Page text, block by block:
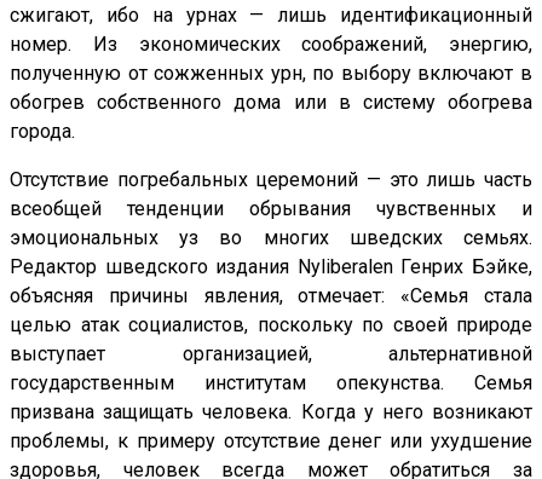
сжигают, ибо на урнах — лишь идентификационный
номер. Из экономических соображений, энергию,
полученную от сожженных урн, по выбору включают в
обогрев собственного дома или в систему обогрева
города.
Отсутствие погребальных церемоний — это лишь часть
всеобщей тенденции обрывания чувственных и
эмоциональных уз во многих шведских семьях.
Редактор шведского издания Nyliberalen Генрих Бэйке,
объясняя причины явления, отмечает: «Семья стала
целью атак социалистов, поскольку по своей природе
выступает организацией, альтернативной
государственным институтам опекунства. Семья
призвана защищать человека. Когда у него возникают
проблемы, к примеру отсутствие денег или ухудшение
здоровья, человек всегда может обратиться за